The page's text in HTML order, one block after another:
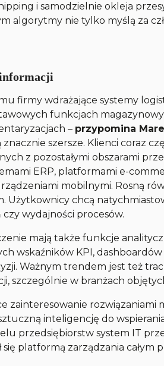
i samodzielnie okleja
algorytmy nie tylko myślą za
firmy wdrażające systemy
funkcjach
– przypomina
znacznie szersze. Klienci coraz
z pozostałymi obszarami
ERP, platformami e-
mobilnymi. Rosną
Użytkownicy chcą
wydajności procesów.
mają także funkcje
wskaźników KPI,
Ważnym trendem jest też
szczególnie w branżach
zainteresowanie rozwiązaniami
inteligencję do
przedsiębiorstw system IT
się platformą zarządzania całym